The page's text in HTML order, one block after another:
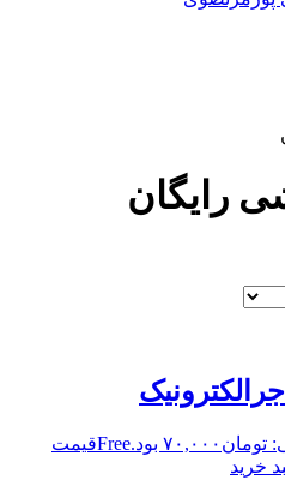
رایگان
بود. Freeقیمت
خرید